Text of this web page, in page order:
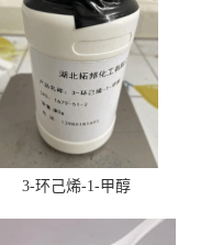
3-环己烯-1-甲醇